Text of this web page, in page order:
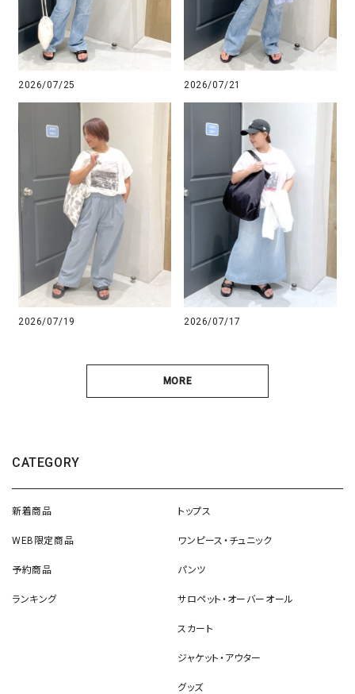
2026/07/25 2026/07/21
2026/07/19 2026/07/17
MORE
CATEGORY
新着商品
WEB限定商品
予約商品
ランキング
トップス
ワンピース・チュニック
パンツ
サロペット・オーバーオール
スカート
ジャケット・アウター
グッズ